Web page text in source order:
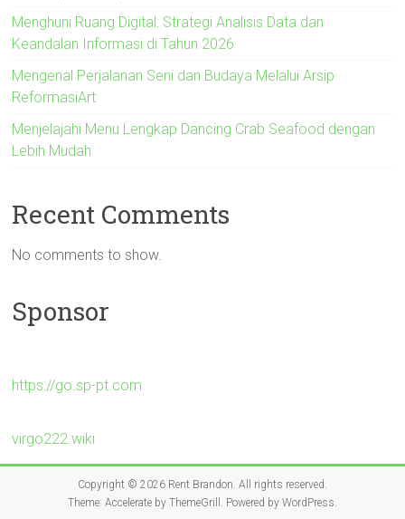
Menghuni Ruang Digital: Strategi Analisis Data dan
Keandalan Informasi di Tahun 2026
Mengenal Perjalanan Seni dan Budaya Melalui Arsip
ReformasiArt
Menjelajahi Menu Lengkap Dancing Crab Seafood dengan
Lebih Mudah
Recent Comments
No comments to show.
Sponsor
https://go.sp-pt.com
virgo222.wiki
Copyright © 2026 Rent Brandon . All rights reserved.
Theme: Accelerateby ThemeGrill. Powered by WordPress